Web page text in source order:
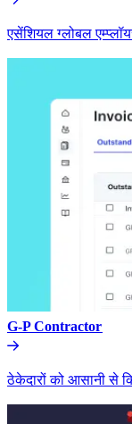
एसेंशियल ग्लोबल
G-P Contractor​​
ठेकेदारों को आसानी से